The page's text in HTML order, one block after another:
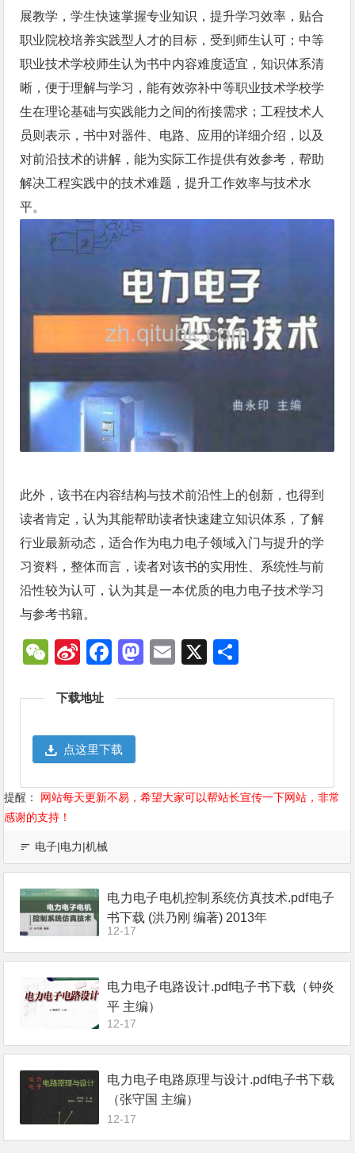
展教学，学生快速掌握专业知识，提升学习效率，贴合
职业院校培养实践型人才的目标，受到师生认可；中等
职业技术学校师生认为书中内容难度适宜，知识体系清
晰，便于理解与学习，能有效弥补中等职业技术学校学
生在理论基础与实践能力之间的衔接需求；工程技术人
员则表示，书中对器件、电路、应用的详细介绍，以及
对前沿技术的讲解，能为实际工作提供有效参考，帮助
解决工程实践中的技术难题，提升工作效率与技术水
平。
此外，该书在内容结构与技术前沿性上的创新，也得到
读者肯定，认为其能帮助读者快速建立知识体系，了解
行业最新动态，适合作为电力电子领域入门与提升的学
习资料，整体而言，读者对该书的实用性、系统性与前
沿性较为认可，认为其是一本优质的电力电子技术学习
与参考书籍。
WeChat
SinaFacebook
Mastodon
Email
X
下载地址
点这里下载
提醒：
网站每天更新不易，希望大家可以帮站长宣传一下网站，非常
感谢的支持！
电子|电力|机械
电力电子电机控制系统仿真技术.pdf电子
书下载 (洪乃刚 编著) 2013年
12-17
电力电子电路设计.pdf电子书下载（钟炎
平 主编）
12-17
电力电子电路原理与设计.pdf电子书下载
（张守国 主编）
12-17